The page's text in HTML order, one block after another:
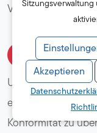
Verfügung.
Unser globales
erforderliche
Konformität zu
Sitzungsverwaltung
Akzeptieren